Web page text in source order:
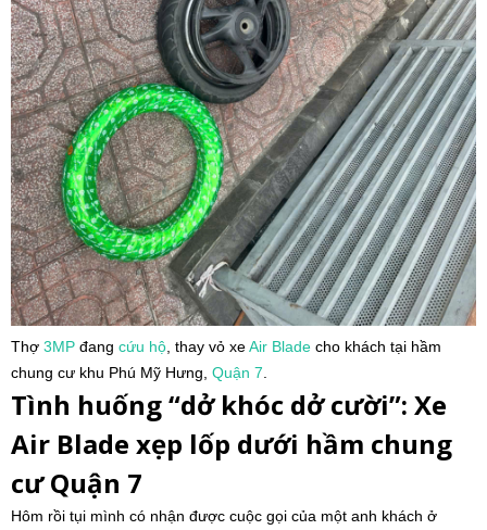
Thợ 3MP đang cứu hộ , thay vỏ xeAir Blade cho khách tại hầm
chung cư khu Phú Mỹ Hưng, Quận 7
Tình huống “dở khóc dở cười”: Xe
Air Blade xẹp lốp dưới hầm chung
cư Quận 7
Hôm rồi tụi mình có nhận được cuộc gọi của một anh khách ở